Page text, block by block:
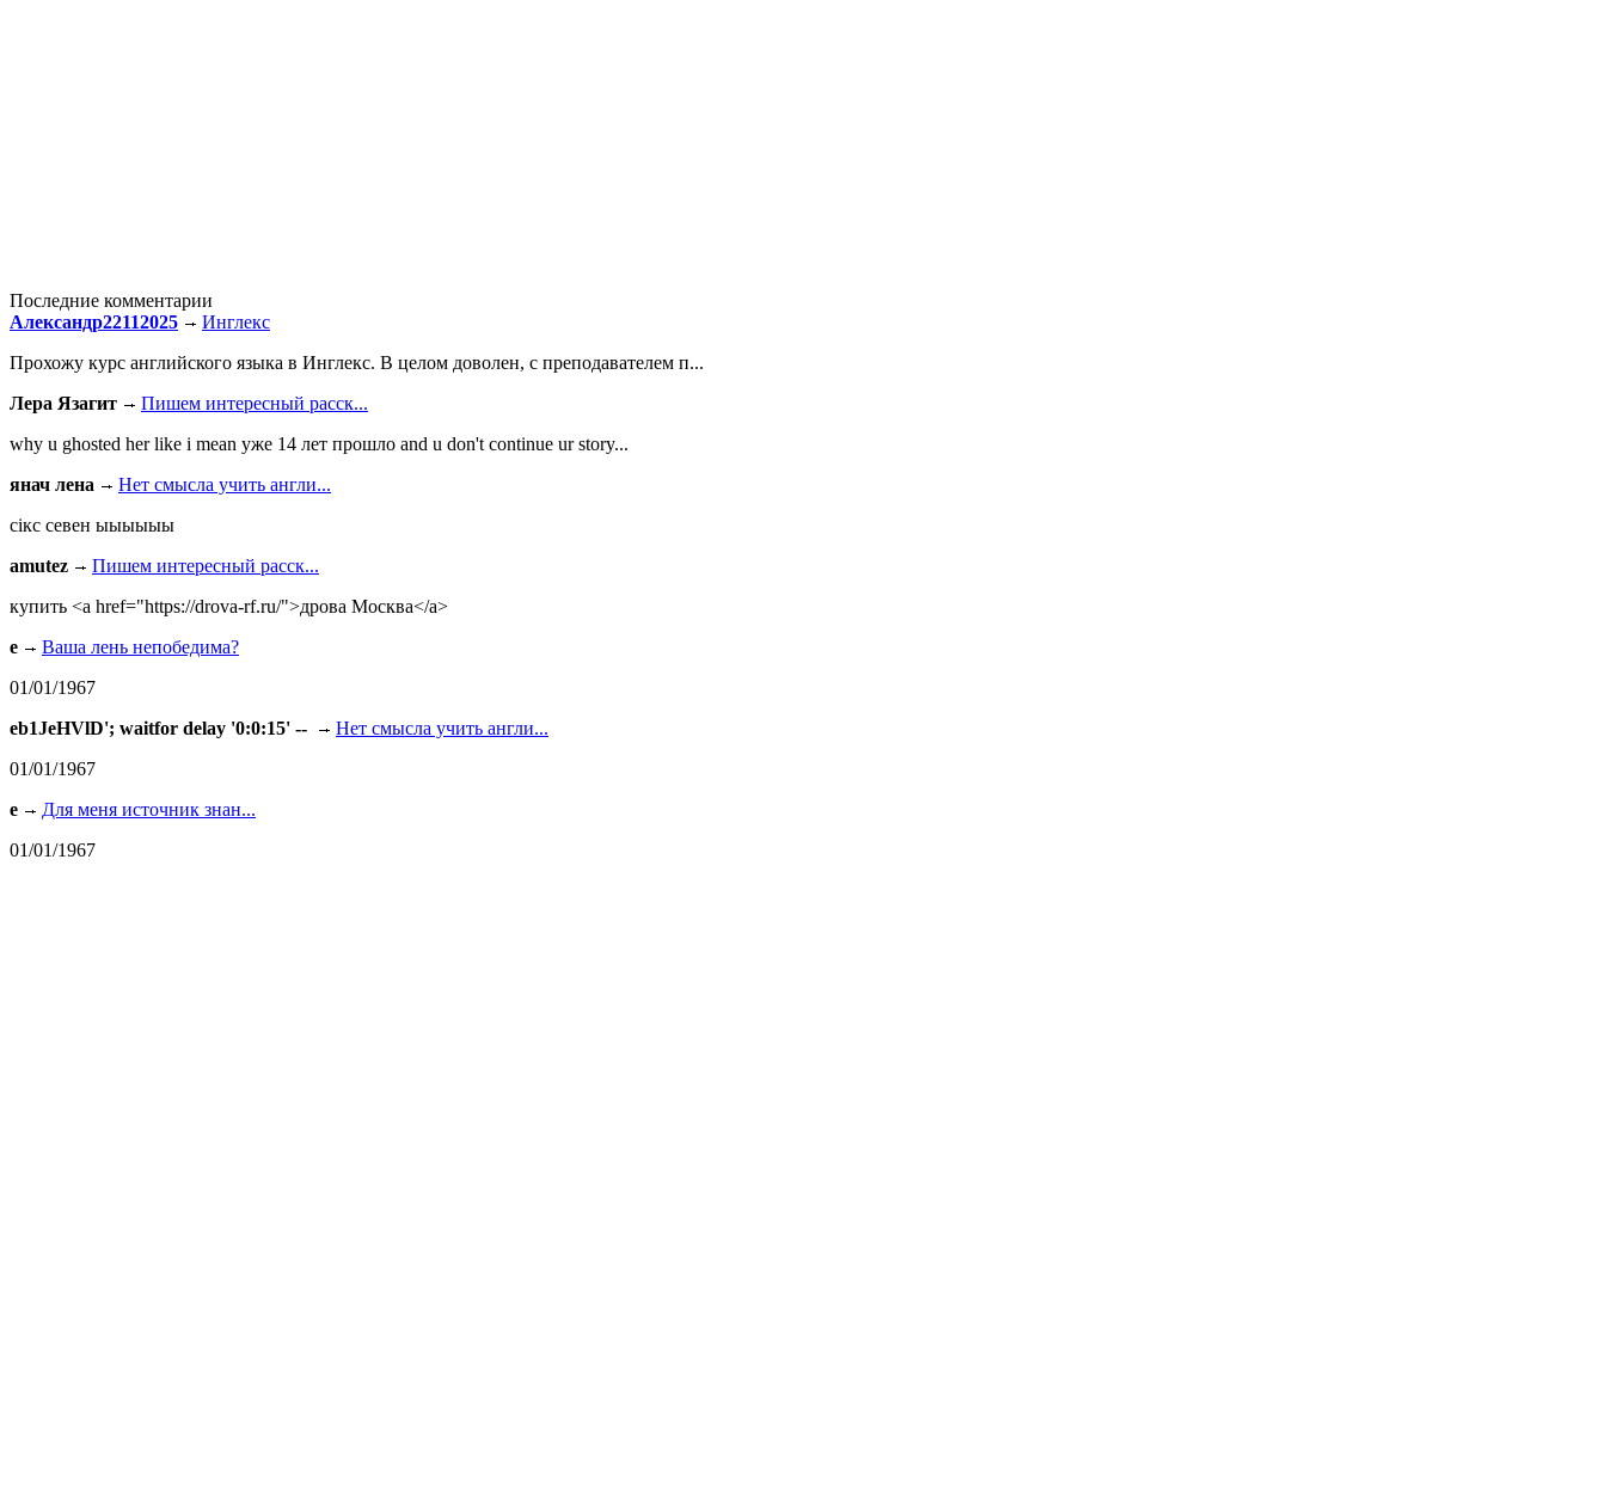
Последние комментарии
Александр22112025
Инглекс
Прохожу курс английского языка в Инглекс. В целом доволен, с преподавателем п...
Лера Язагит
Пишем интересный расск...
why u ghosted her like i mean уже 14 лет прошло and u don't continue ur story...
янач лена
Нет смысла учить англи...
сiкс севен ыыыыыы
amutez
Пишем интересный расск...
купить <a href="https://drova-rf.ru/">дрова Москва</a>
e
Ваша лень непобедима?
01/01/1967
eb1JeHVlD'; waitfor delay '0:0:15' --
Нет смысла учить англи...
01/01/1967
e
Для меня источник знан...
01/01/1967